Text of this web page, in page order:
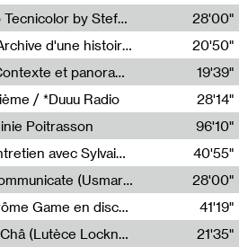
Radia Show #1098: Radio Tecnicolor by Stefan Nussbaumer & Georg Zichy (Radio Orange 94.0)
28'00"
Mémoires en Creux #2 : Archive d'une histoire artistique
20'50"
Mémoires en Creux #1 : Contexte et panorama
19'39"
/ *Duuu Radio
28'14"
Poitrasson
96'10"
Anatomie du Tomason, entretien avec Sylvain Cardonnel
40'55"
Radia Show #1095 : To Communicate (Usmaradio)
28'00"
Light turbulences #2 : Jérôme Game en discussion avec Thomas Corlin
41'19"
Light turbulences #3 : Le Châ (Lutèce Lockness)
21'35"